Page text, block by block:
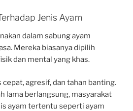
Jenis Ayam
dalam sabung ayam
Mereka biasanya dipilih
dan mental yang khas.
agresif, dan tahan banting.
lama berlangsung, masyarakat
ayam tertentu seperti ayam